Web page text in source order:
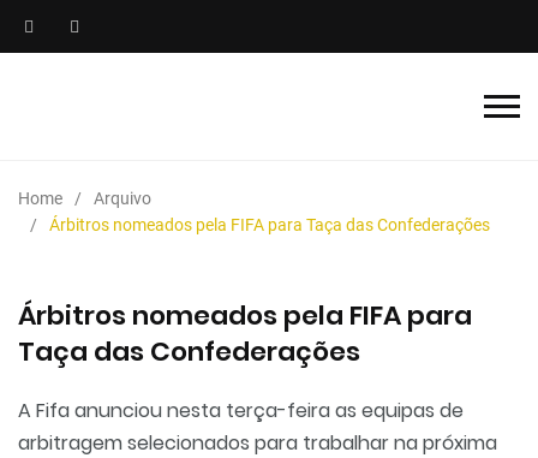
Home
Arquivo
Árbitros nomeados pela FIFA para Taça das Confederações
Árbitros nomeados pela FIFA para
Taça das Confederações
A Fifa anunciou nesta terça-feira as equipas de
arbitragem selecionados para trabalhar na próxima